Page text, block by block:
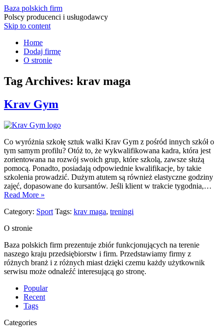
Baza polskich firm
Polscy producenci i usługodawcy
Skip to content
Home
Dodaj firmę
O stronie
Tag Archives: krav maga
Krav Gym
Co wyróżnia szkołę sztuk walki Krav Gym z pośród innych szkół o
tym samym profilu? Otóż to, że wykwalifikowana kadra, która jest
zorientowana na rozwój swoich grup, które szkolą, zawsze służą
pomocą. Ponadto, posiadają odpowiednie kwalifikacje, by takie
szkolenia prowadzić. Dużym atutem są również elastyczne godziny
zajęć, dopasowane do kursantów. Jeśli klient w trakcie tygodnia,…
Read More »
Category: Sport Tags: krav maga, treningi
O stronie
Baza polskich firm prezentuje zbiór funkcjonujących na terenie
naszego kraju przedsiębiorstw i firm. Przedstawiamy firmy z
różnych branż i z różnych miast dzięki czemu każdy użytkownik
serwisu może odnaleźć interesującą go stronę.
Popular
Recent
Tags
Categories